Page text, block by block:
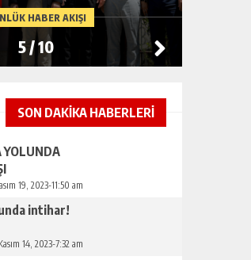
HABER AKIŞI
5/10
SON DAKİKA HABERLERİ
YOLUNDA
19, 2023-11:50 am
intihar!
14, 2023-7:32 am